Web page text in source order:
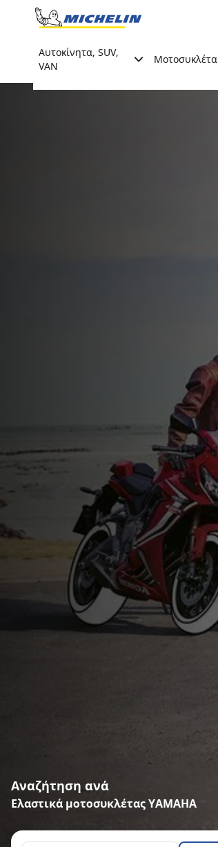
Go to page content
Αυτοκίνητα, SUV,
VAN
Μοτοσυκλέτα
Αναζήτηση ανά
Ελαστικά μοτοσυκλέτας YAMAHA